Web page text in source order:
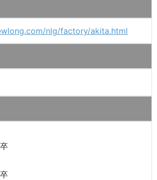
nlg/factory/akita.html